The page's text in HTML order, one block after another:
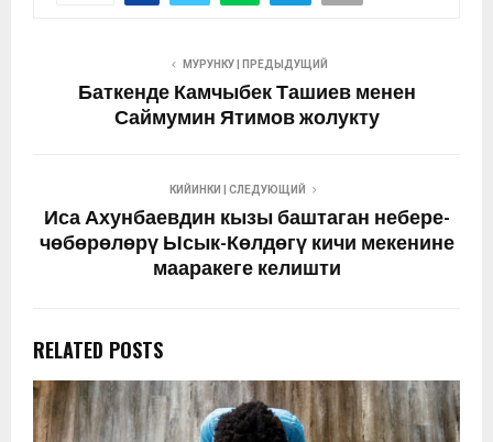
МУРУНКУ | ПРЕДЫДУЩИЙ
Баткенде Камчыбек Ташиев менен
Саймумин Ятимов жолукту
КИЙИНКИ | СЛЕДУЮЩИЙ
Иса Ахунбаевдин кызы баштаган небере-
чөбөрөлөрү Ысык-Көлдөгү кичи мекенине
мааракеге келишти
RELATED POSTS